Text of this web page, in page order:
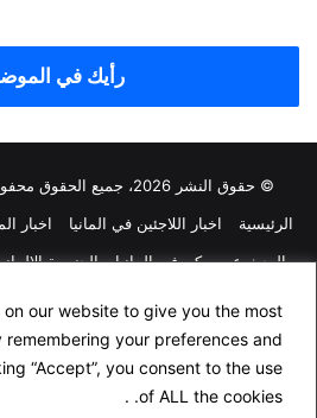
on our website to give you the most
your preferences and
“Accept”, you consent to the use
of ALL the cookies. .
رأيك في
© حقوق النشر 2026، جميع الحقوق محفوظة |
الرئيسية
اخبار اللاجئين في المانيا اخبار
البحث عن سكن في المانيا
الجنسية
اسئلة شهادة السواقة الالمانية مجاناً
سياسة الخصوصية